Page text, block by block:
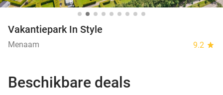
Vakantiepark In Style
Menaam 9.2 star
Beschikbare deals